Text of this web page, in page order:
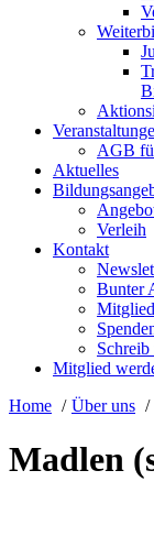
AGB
Aktuelles
Verleih
Kontakt
Bunter
Schreib
Mitglied
Home
Über uns
Madlen